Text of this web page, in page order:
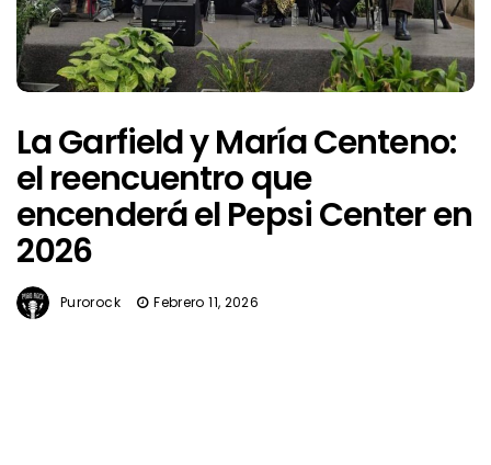
La Garfield y María Centeno:
el reencuentro que
encenderá el Pepsi Center en
2026
Purorock Febrero 11, 2026